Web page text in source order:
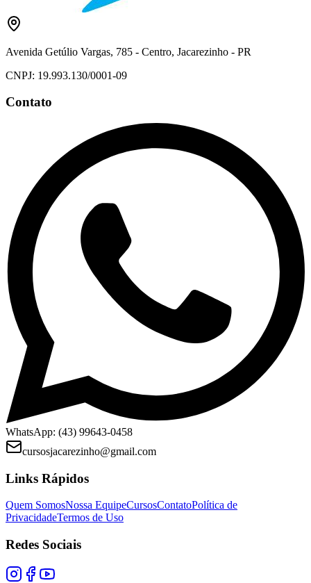
Avenida Getúlio Vargas, 785 - Centro, Jacarezinho - PR
CNPJ: 19.993.130/0001-09
Contato
WhatsApp: (43) 99643-0458
cursosjacarezinho@gmail.com
Links Rápidos
Quem SomosNossa EquipeCursosContatoPolítica de
PrivacidadeTermos de Uso
Redes Sociais